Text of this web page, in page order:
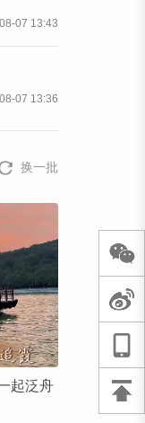
07 13:43
07 13:36
换一批
起泛舟